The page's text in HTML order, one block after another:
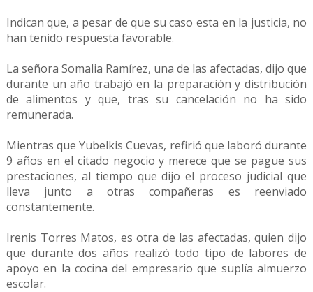
Indican que, a pesar de que su caso esta en la justicia, no
han tenido respuesta favorable.
La señora Somalia Ramírez, una de las afectadas, dijo que
durante un año trabajó en la preparación y distribución
de alimentos y que, tras su cancelación no ha sido
remunerada.
Mientras que Yubelkis Cuevas, refirió que laboró durante
9 años en el citado negocio y merece que se pague sus
prestaciones, al tiempo que dijo el proceso judicial que
lleva junto a otras compañeras es reenviado
constantemente.
Irenis Torres Matos, es otra de las afectadas, quien dijo
que durante dos años realizó todo tipo de labores de
apoyo en la cocina del empresario que suplía almuerzo
escolar.